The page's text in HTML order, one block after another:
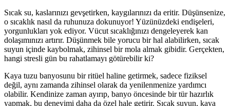
Sıcak su, kaslarınızı gevşetirken, kaygılarınızı da eritir. Düşünsenize,
o sıcaklık nasıl da ruhunuza dokunuyor! Yüzünüzdeki endişeleri,
yorgunlukları yok ediyor. Vücut sıcaklığınızı dengeleyerek kan
dolaşımınızı artırır. Düşünmek bile yorucu bir hal alabilirken, sıcak
suyun içinde kaybolmak, zihinsel bir mola almak gibidir. Gerçekten,
hangi stresli gün bu rahatlamayı götürebilir ki?
Kaya tuzu banyosunu bir ritüel haline getirmek, sadece fiziksel
değil, aynı zamanda zihinsel olarak da yenilenmenize yardımcı
olabilir. Kendinize zaman ayırıp, banyo öncesinde bir tür hazırlık
yapmak, bu deneyimi daha da özel hale getirir. Sıcak suyun, kaya